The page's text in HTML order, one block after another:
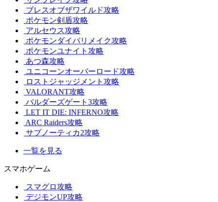
ブレスオブザワイルド攻略
ポケモン剣盾攻略
アルセウス攻略
ポケモンダイパリメイク攻略
ポケモンユナイト攻略
あつ森攻略
ユニコーンオーバーロード攻略
ロストジャッジメント攻略
VALORANT攻略
バルダーズゲート3攻略
LET IT DIE: INFERNO攻略
ARC Raiders攻略
サブノーティカ2攻略
一覧を見る
スマホゲーム
スマグロ攻略
デジモンUP攻略